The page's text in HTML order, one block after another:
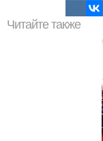
Читайте также